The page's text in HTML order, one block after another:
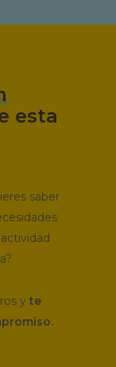
esta
saber
y te